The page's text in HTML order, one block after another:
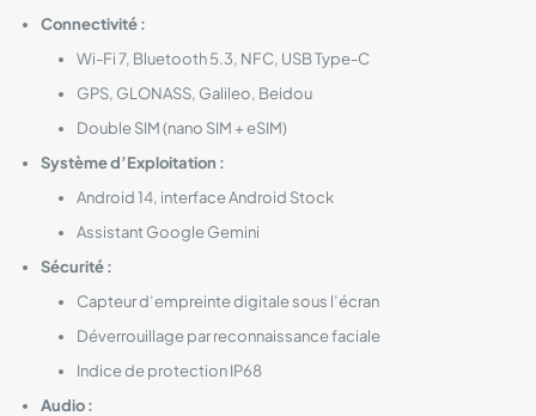
Connectivité :
Wi-Fi 7, Bluetooth 5.3, NFC, USB Type-C
GPS, GLONASS, Galileo, Beidou
Double SIM (nano SIM + eSIM)
Système d’Exploitation :
Android 14, interface Android Stock
Assistant Google Gemini
Sécurité :
Capteur d’empreinte digitale sous l’écran
Déverrouillage par reconnaissance faciale
Indice de protection IP68
Audio :